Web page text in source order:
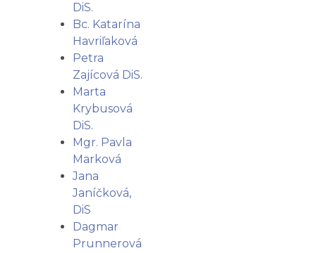
DiS.
Bc. Katarína
Havriľaková
Petra
Zajícová DiS.
Marta
Krybusová
DiS.
Mgr. Pavla
Marková
Jana
Janíčková,
DiS
Dagmar
Prunnerová